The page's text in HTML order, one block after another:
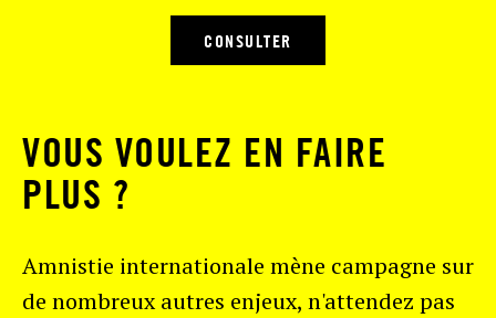
CONSULTER
VOUS VOULEZ EN FAIRE
PLUS ?
Amnistie internationale mène campagne sur
de nombreux autres enjeux, n'attendez pas